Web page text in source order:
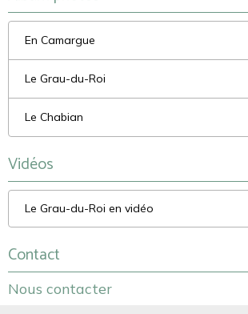
En Camargue
Le Grau-du-Roi
Le Chabian
Vidéos
Le Grau-du-Roi en vidéo
Contact
Nous contacter